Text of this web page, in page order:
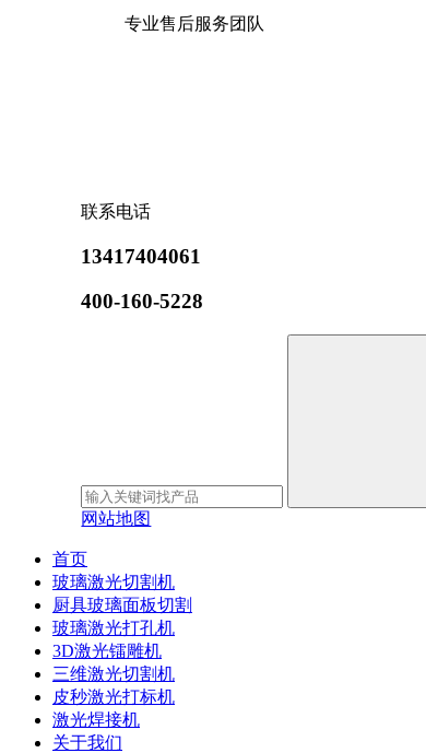
专业售后服务团队
联系电话
13417404061
400-160-5228
网站地图
首页
玻璃激光切割机
厨具玻璃面板切割
玻璃激光打孔机
3D激光镭雕机
三维激光切割机
皮秒激光打标机
激光焊接机
关于我们